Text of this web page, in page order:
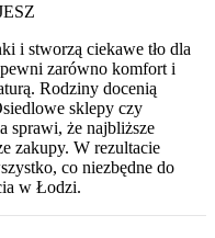
i stworzą ciekawe tło dla
zarówno komfort i
Rodziny docenią
sklepy czy
sprawi, że najbliższe
zakupy. W rezultacie
co niezbędne do
w Łodzi.